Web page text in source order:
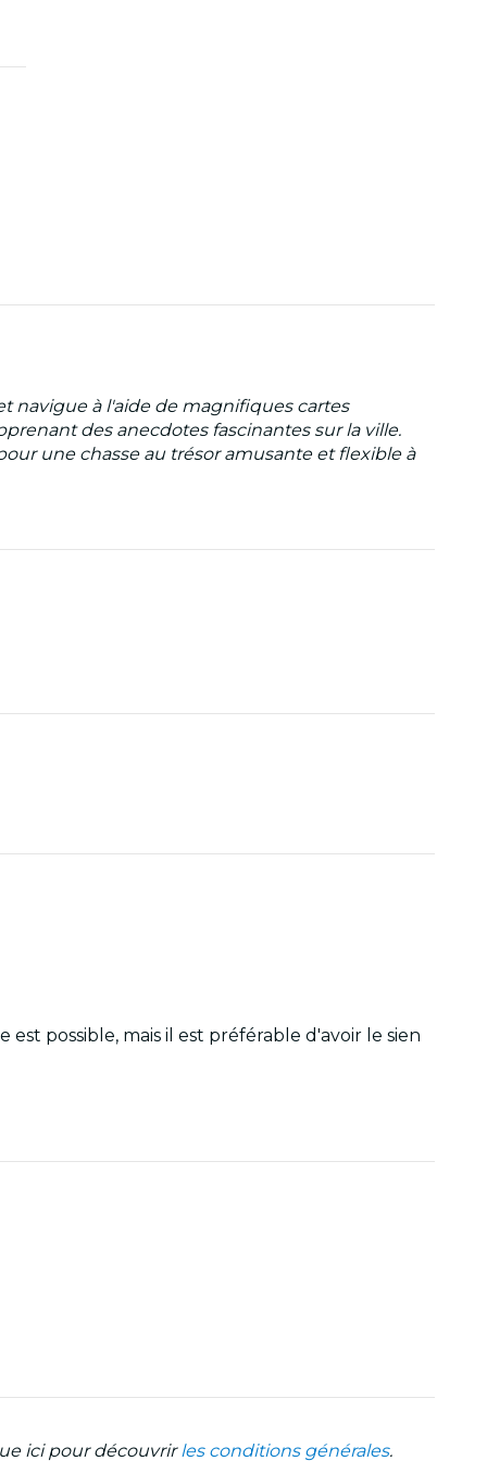
navigue à l'aide de magnifiques cartes
des anecdotes fascinantes sur la ville.
une chasse au trésor amusante et flexible à
possible, mais il est préférable d'avoir le sien
ici pour découvrirles conditions générales.